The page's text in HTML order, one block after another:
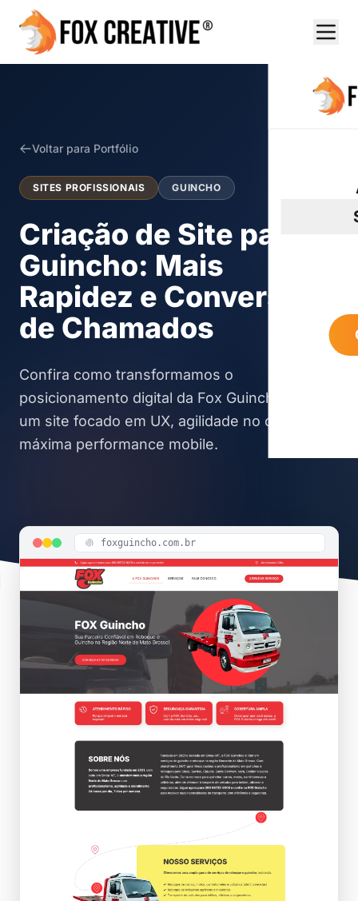
Voltar para Portfólio
SITES PROFISSIONAIS GUINCHO
Criação de Site para
Guincho: Mais
Rapidez e Conversão
de Chamados
Confira como transformamos o
posicionamento digital da Fox Guincho com
um site focado em UX, agilidade no contato e
máxima performance mobile.
foxguincho.com.br